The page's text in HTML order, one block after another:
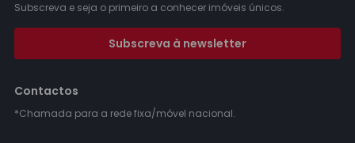
Subscreva e seja o primeiro a conhecer imóveis únicos.
Subscreva à newsletter
Contactos
*Chamada para a rede fixa/móvel nacional.